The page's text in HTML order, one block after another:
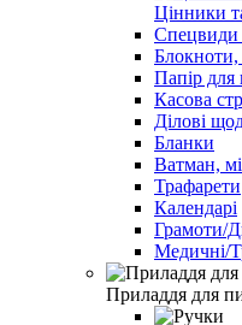
Цінники
Спецвиди
Блокноти,
Папір для
Касова
Ділові
Бланки
Ватман,
Трафарети
Календарі
Грамоти/
Медичні/
Приладдя для